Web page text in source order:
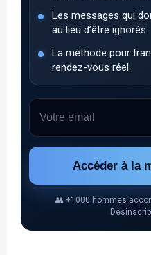
Les messages qui
au lieu d’être ignorés.
La méthode pour
rendez-vous réel.
Accéder à la
👥 +1000 hommes